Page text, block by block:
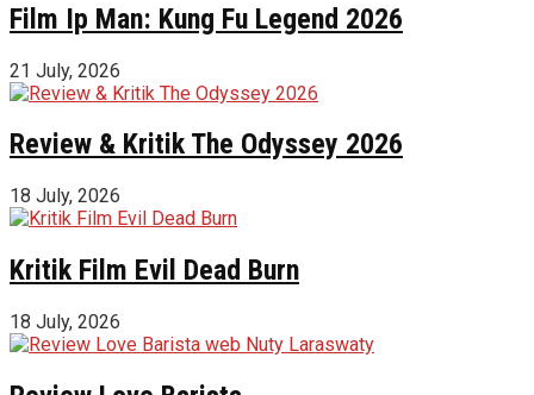
Film Ip Man: Kung Fu Legend 2026
21 July, 2026
Review & Kritik The Odyssey 2026
18 July, 2026
Kritik Film Evil Dead Burn
18 July, 2026